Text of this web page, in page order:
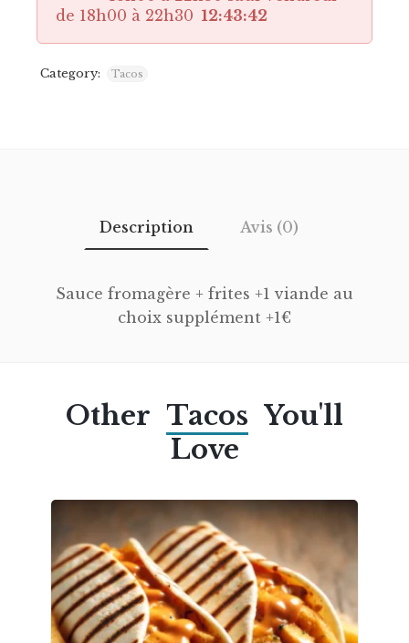
de 18h00 à 22h30 12:43:41
Category: Tacos
Description Avis (0)
Sauce fromagère + frites +1 viande au
choix supplément +1€
Other Tacos You'll
Love